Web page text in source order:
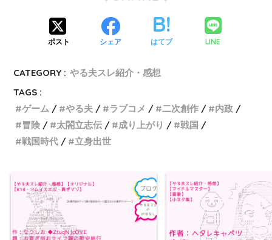
ポスト シェア はてブ LINE
CATEGORY : やる夫スレ紹介・感想
TAGS :
ゲーム
やる夫 ラブコメ 二次創作
内政
冒険
太閤立志伝 成り上がり
戦国
戦国時代
立身出世